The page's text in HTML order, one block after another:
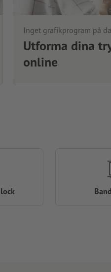
Inget grafikprogram på
Utforma dina
online